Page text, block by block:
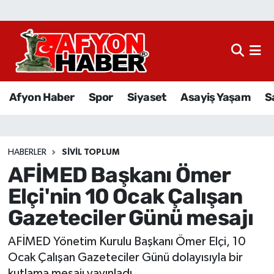
Afyon Haber Spor Siyaset Asayiş Yaşam
HABERLER SIVIL TOPLUM
AFİMED Başkanı Ömer
Elçi'nin 10 Ocak Çalışan
Gazeteciler Günü mesajı
AFİMED Yönetim Kurulu Başkanı Ömer Elçi, 10
Ocak Çalışan Gazeteciler Günü dolayısıyla bir
Afyon Haber
Sağlık
Eğitim
Ekonomi